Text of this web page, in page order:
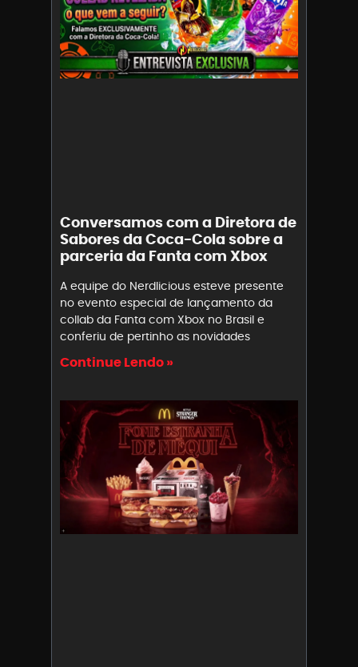
Conversamos com a Diretora de
Sabores da Coca-Cola sobre a
parceria da Fanta com Xbox
A equipe do Nerdlicious esteve presente
no evento especial de lançamento da
collab da Fanta com Xbox no Brasil e
conferiu de pertinho as novidades
Continue Lendo »